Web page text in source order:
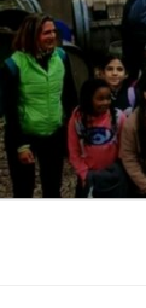
Aller
au
contenu
principal